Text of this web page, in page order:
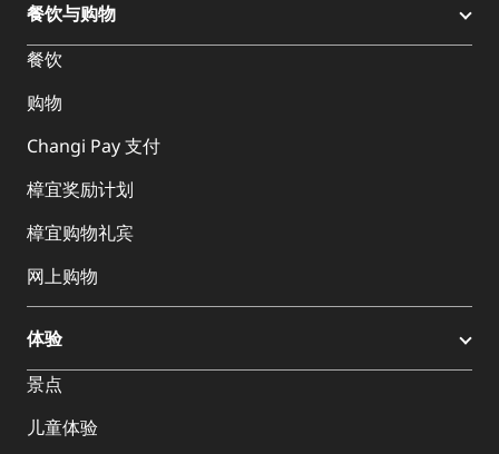
餐饮与购物
餐饮
购物
Changi Pay 支付
樟宜奖励计划
樟宜购物礼宾
网上购物
体验
景点
儿童体验